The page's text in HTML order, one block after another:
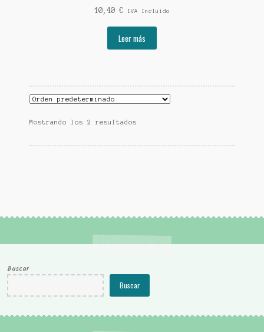
10,40 € IVA Incluido
Leer más
Mostrando los 2 resultados
Buscar
Buscar